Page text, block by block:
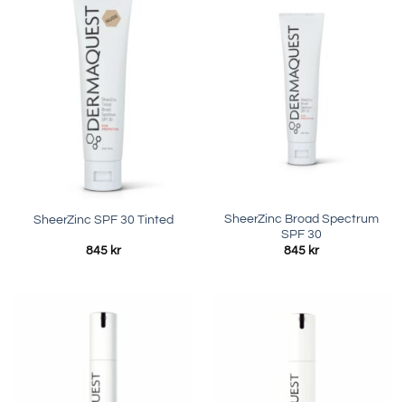
SheerZinc SPF 30 Tinted
845 kr
SheerZinc Broad Spectrum
SPF 30
845 kr